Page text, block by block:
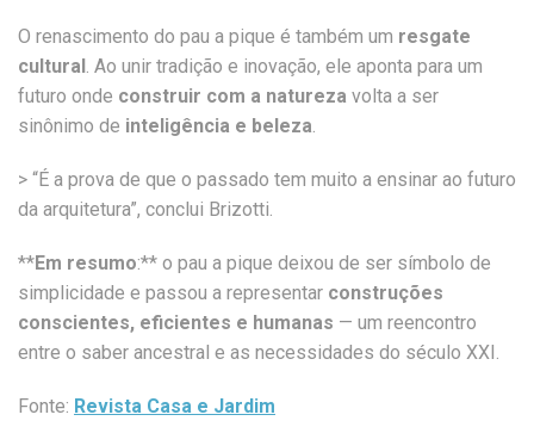
O renascimento do pau a pique é também um resgate
cultural. Ao unir tradição e inovação, ele aponta para um
futuro onde construir com a natureza volta a ser
sinônimo de inteligência e beleza.
> “É a prova de que o passado tem muito a ensinar ao futuro
da arquitetura”, conclui Brizotti.
**Em resumo:** o pau a pique deixou de ser símbolo de
simplicidade e passou a representar construções
conscientes, eficientes e humanas — um reencontro
entre o saber ancestral e as necessidades do século XXI.
Fonte: Revista Casa e Jardim